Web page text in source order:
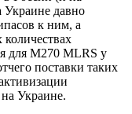
давно
к ним, а
для M270 MLRS у
поставки таких
Украине.